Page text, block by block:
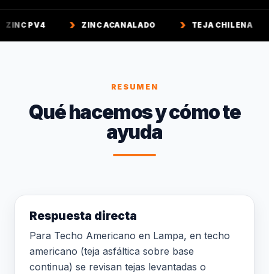
ZINC ACANALADO TEJA CHILENA TEJA
RESUMEN
Qué hacemos y cómo te
ayuda
Respuesta directa
Para Techo Americano en Lampa, en techo
americano (teja asfáltica sobre base
continua) se revisan tejas levantadas o